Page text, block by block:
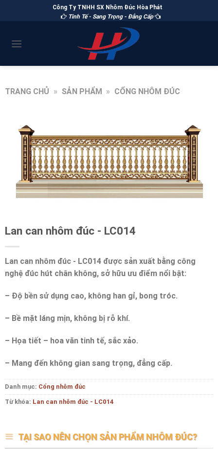
Công Ty TNHH SX Nhôm Đúc Hòa Phát
Tinh Tế - Sang Trọng - Đẳng Cấp
TRANG CHỦ » SẢN PHẨM » CỔNG NHÔM ĐÚC
Lan can nhôm đúc - LC014
Lan can nhôm đúc - LC014 được sản xuất bằng công
nghệ đúc hút chân không, sở hữu ưu điểm nổi bật:
– Độ bền sử dụng cao, không han gỉ, bong tróc.
– Bề mặt láng mịn, không bị rỗ khí.
– Họa tiết – hoa văn tinh tế, sắc xảo.
– Mang đến không gian sang trọng, đẳng cấp.
Danh mục: Cổng nhôm đúc
Từ khóa: Lan can nhôm đúc - LC014
TẠI SAO NÊN CHỌN SẢN PHẨM NHÔM ĐÚC?